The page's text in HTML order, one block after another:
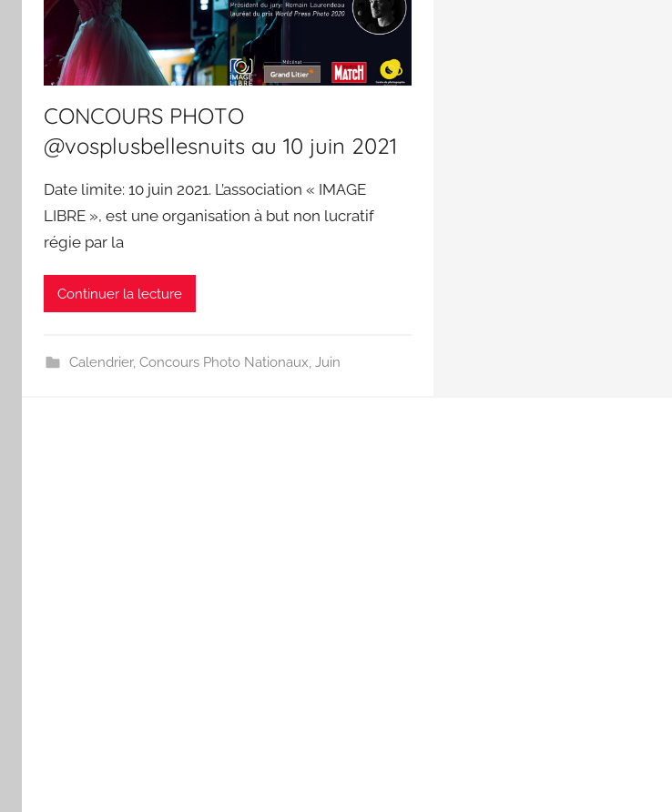
CONCOURS PHOTO
@vosplusbellesnuits au 10 juin 2021
Date limite: 10 juin 2021. L’association « IMAGE
LIBRE », est une organisation à but non lucratif
régie par la
Continuer la lecture
Calendrier, Concours Photo Nationaux, Juin